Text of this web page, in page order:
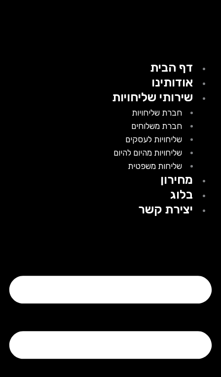
דף הבית
אודותינו
שירותי שליחויות
חברת שליחויות
חברת משלוחים
שליחויות לעסקים
שליחויות מהיום להיום
שליחות משפטית
מחירון
בלוג
יצירת קשר